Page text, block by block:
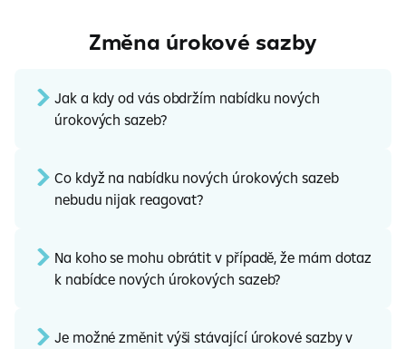
Změna úrokové sazby
Jak a kdy od vás obdržím nabídku nových
úrokových sazeb?
Co když na nabídku nových úrokových sazeb
nebudu nijak reagovat?
Na koho se mohu obrátit v případě, že mám dotaz
k nabídce nových úrokových sazeb?
Je možné změnit výši stávající úrokové sazby v